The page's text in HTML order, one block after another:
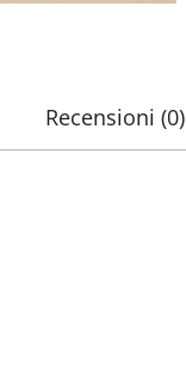
Recensioni (0)